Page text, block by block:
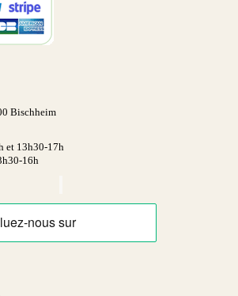
Bischheim
et 13h30-17h
16h